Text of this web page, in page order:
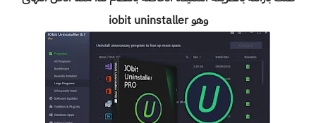
وهوiobit uninstaller